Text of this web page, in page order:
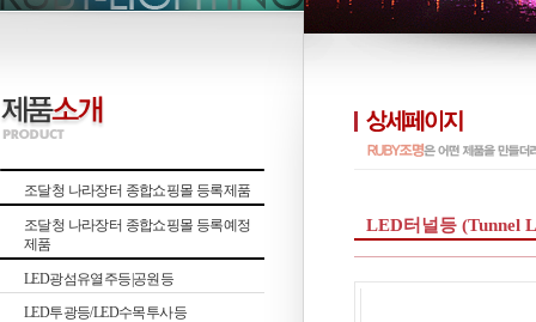
조달청 나라장터 종합쇼핑몰 등록제품
조달청 나라장터 종합쇼핑몰 등록예정
제품
LED광섬유열주등|공원등
LED투광등/LED수목투사등
LED터널등 (Tunnel